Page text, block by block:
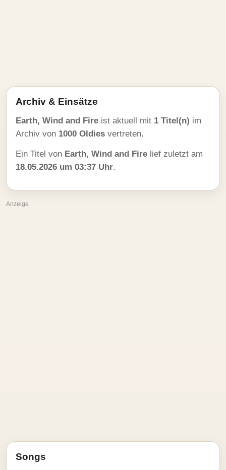
Archiv & Einsätze
Earth, Wind and Fire ist aktuell mit 1 Titel(n) im
Archiv von 1000 Oldies vertreten.
Ein Titel von Earth, Wind and Fire lief zuletzt am
18.05.2026 um 03:37 Uhr.
Anzeige
Songs